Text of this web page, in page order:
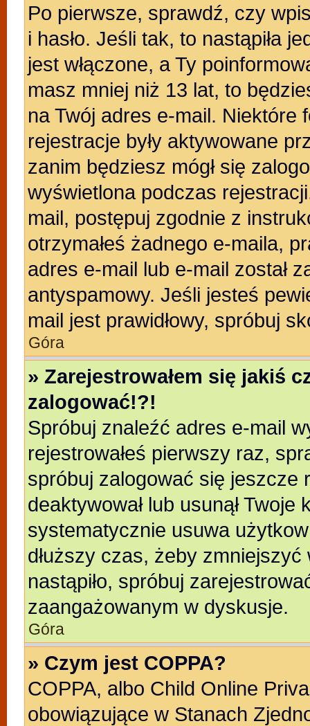
Po pierwsze, sprawdź, czy
i hasło. Jeśli tak, to nastąpiła
jest włączone, a Ty
masz mniej niż 13 lat, to
na Twój adres e-mail. Niektóre
rejestracje były aktywowane
zanim będziesz mógł się
wyświetlona podczas
mail, postępuj zgodnie z
otrzymałeś żadnego e-maila,
adres e-mail lub e-mail został
antyspamowy. Jeśli jesteś
mail jest prawidłowy, spróbuj
Góra
» Zarejestrowałem się jakiś
zalogować!?!
Spróbuj znaleźć adres e-mail
rejestrowałeś pierwszy raz,
spróbuj zalogować się jeszcze
deaktywował lub usunął
systematycznie usuwa
dłuższy czas, żeby
nastąpiło, spróbuj
zaangażowanym w dyskusje.
Góra
» Czym jest COPPA?
COPPA, albo Child Online
obowiązujące w Stanach